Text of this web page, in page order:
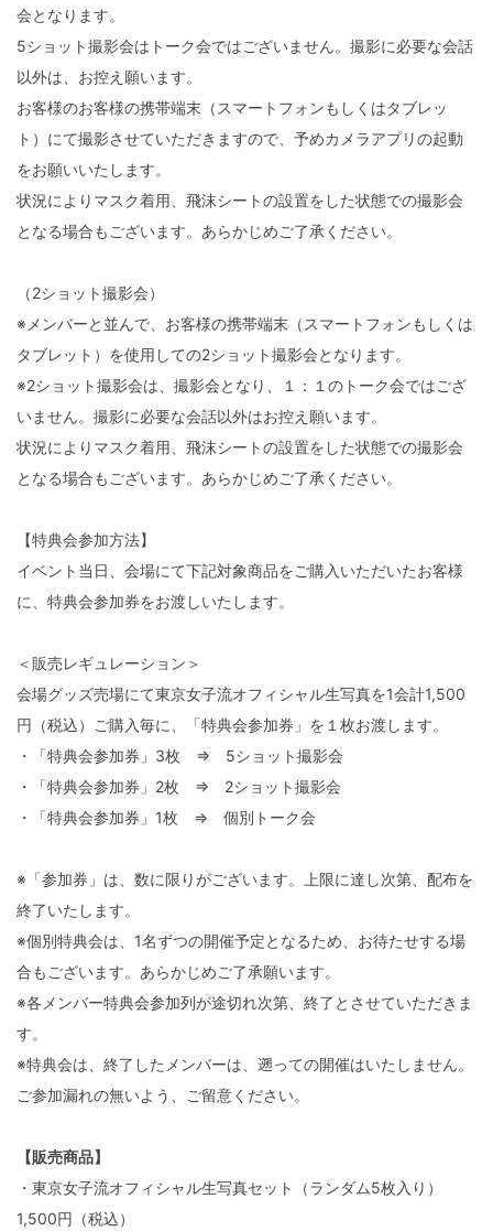
会となります。
5ショット撮影会はトーク会ではございません。撮影に必要な会話
以外は、お控え願います。
お客様のお客様の携帯端末（スマートフォンもしくはタブレッ
ト）にて撮影させていただきますので、予めカメラアプリの起動
をお願いいたします。
状況によりマスク着用、飛沫シートの設置をした状態での撮影会
となる場合もございます。あらかじめご了承ください。
（2ショット撮影会）
※メンバーと並んで、お客様の携帯端末（スマートフォンもしくは
タブレット）を使用しての2ショット撮影会となります。
※2ショット撮影会は、撮影会となり、１：１のトーク会ではござ
いません。撮影に必要な会話以外はお控え願います。
状況によりマスク着用、飛沫シートの設置をした状態での撮影会
となる場合もございます。あらかじめご了承ください。
【特典会参加方法】
イベント当日、会場にて下記対象商品をご購入いただいたお客様
に、特典会参加券をお渡しいたします。
＜販売レギュレーション＞
会場グッズ売場にて東京女子流オフィシャル生写真を1会計1,500
円（税込）ご購入毎に、「特典会参加券」を１枚お渡します。
・「特典会参加券」3枚 ⇒ 5ショット撮影会
・「特典会参加券」2枚 ⇒ 2ショット撮影会
・「特典会参加券」1枚 ⇒ 個別トーク会
※「参加券」は、数に限りがございます。上限に達し次第、配布を
終了いたします。
※個別特典会は、1名ずつの開催予定となるため、お待たせする場
合もございます。あらかじめご了承願います。
※各メンバー特典会参加列が途切れ次第、終了とさせていただきま
す。
※特典会は、終了したメンバーは、遡っての開催はいたしません。
ご参加漏れの無いよう、ご留意ください。
【販売商品】
・東京女子流オフィシャル生写真セット（ランダム5枚入り）
1,500円（税込）